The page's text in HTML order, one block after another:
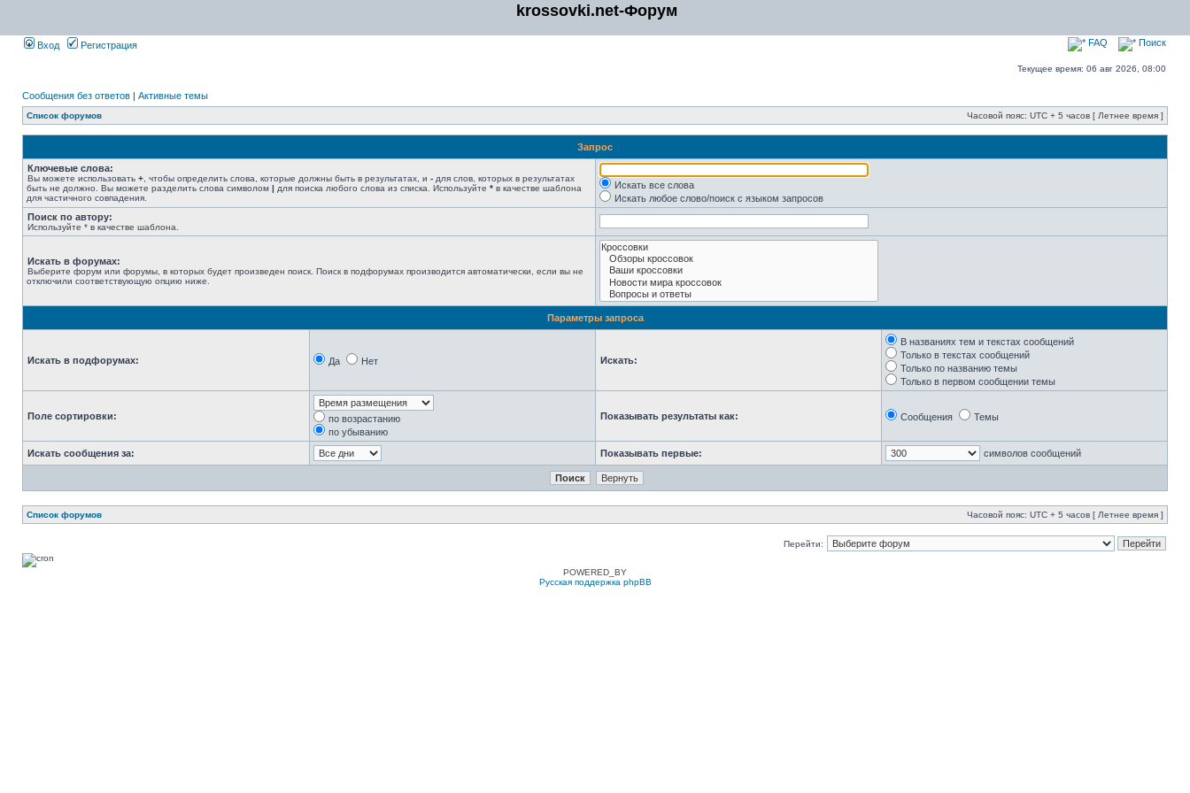
krossovki.net-Форум
Вход Регистрация FAQ Поиск
Текущее время: 06 авг 2026, 08:00
Сообщения без ответов | Активные темы
Список форумов Часовой пояс: UTC + 5 часов [ Летнее время ]
Запрос
Ключевые слова:
Вы можете использовать + , чтобы определить слова, которые должны быть в результатах, и - для слов, которых в результатах
быть не должно. Вы можете разделить слова символом | для поиска любого слова из списка. Используйте * в качестве шаблона
для частичного совпадения.
Искать все слова
Искать любое слово/поиск с языком запросов
Поиск по автору:
Используйте * в качестве шаблона.
Искать в форумах:
Выберите форум или форумы, в которых будет произведен поиск. Поиск в подфорумах производится автоматически, если вы не
отключили соответствующую опцию ниже.
Параметры запроса
Искать в подфорумах: Да Нет Искать:
В названиях тем и текстах сообщений
Только в текстах сообщений
Только по названию темы
Только в первом сообщении темы
Поле сортировки:
по возрастанию
по убыванию
Показывать результаты как: Сообщения Темы
Искать сообщения за: Показывать первые: символов сообщений
Список форумов Часовой пояс: UTC + 5 часов [ Летнее время ]
Перейти:
POWERED_BY
Русская поддержка phpBB